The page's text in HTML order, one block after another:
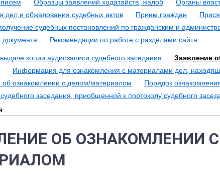
Образцы заявлений ходатайств, жалоб Органы
дел и обжалования судебных актов
Прием граждан
судебных постановлений по гражданским и
документа
Рекомендации по работе с разделами сайта
копии аудиозаписи судебного заседания
Заявление
Информация для ознакомления с материалами дел,
ознакомлении с делом/материалом
Порядок
заседания, приобщенной к протоколу судебного
ОБ ОЗНАКОМЛЕНИИ